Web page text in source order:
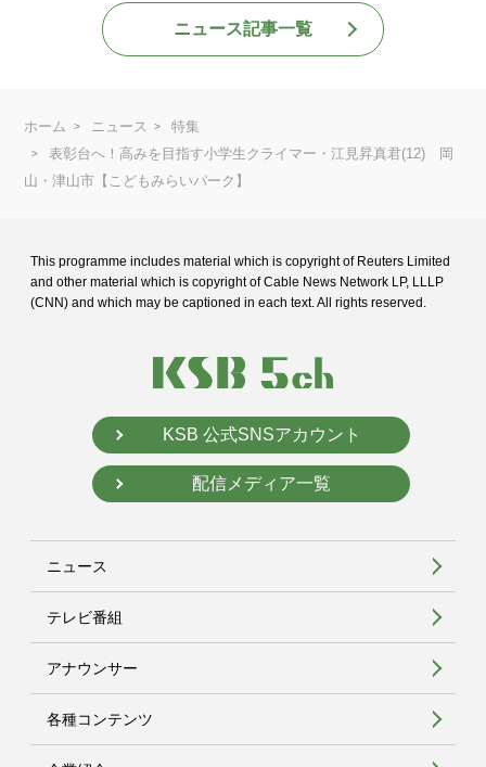
ニュース記事一覧
ホーム ニュース
特集
表彰台へ！高みを目指す小学生クライマー・江見昇真君(12) 岡
山・津山市【こどもみらいパーク】
This programme includes material which is copyright of Reuters Limited
and other material which is copyright of Cable News Network LP, LLLP
(CNN) and which may be captioned in each text. All rights reserved.
KSB 公式SNSアカウント
配信メディア一覧
ニュース
テレビ番組
アナウンサー
各種コンテンツ